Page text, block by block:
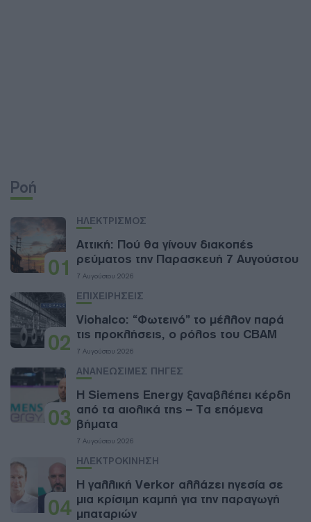
Ροή
01
ΗΛΕΚΤΡΙΣΜΟΣ
Αττική: Πού θα γίνουν διακοπές
ρεύματος την Παρασκευή 7 Αυγούστου
7 Αυγούστου 2026
02
ΕΠΙΧΕΙΡΗΣΕΙΣ
Viohalco: “Φωτεινό” το μέλλον παρά
τις προκλήσεις, ο ρόλος του CBAM
7 Αυγούστου 2026
03
ΑΝΑΝΕΩΣΙΜΕΣ ΠΗΓΕΣ
Η Siemens Energy ξαναβλέπει κέρδη
από τα αιολικά της – Τα επόμενα
βήματα
7 Αυγούστου 2026
04
ΗΛΕΚΤΡΟΚΙΝΗΣΗ
Η γαλλική Verkor αλλάζει ηγεσία σε
μια κρίσιμη καμπή για την παραγωγή
μπαταριών